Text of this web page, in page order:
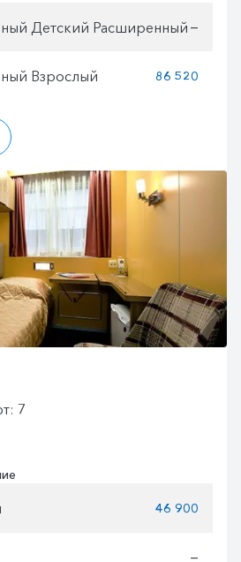
Детский Расширенный —
Взрослый
86 520
7
46 900
—